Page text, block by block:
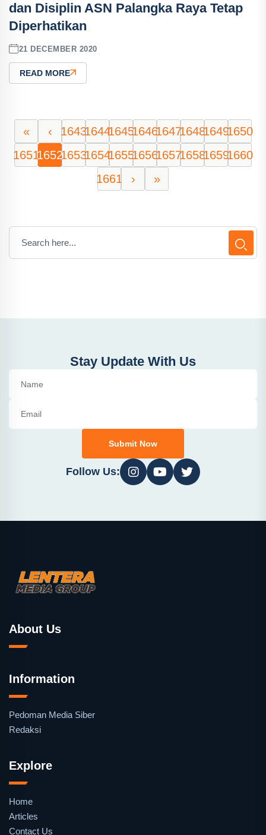
dan Disiplin ASN Palangka Raya Tetap
Diperhatikan
21 DECEMBER 2020
READ MORE
« ‹ 16431644164516461647164816491650
1651165216531654165516561657165816591660
1661
› »
Stay Update With Us
Submit Now
Follow Us:
About Us
Information
Pedoman Media Siber
Redaksi
Explore
Home
Articles
Contact Us